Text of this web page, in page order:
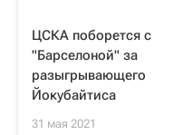
ЦСКА поборется с
"Барселоной" за
разыгрывающего
Йокубайтиса
31 мая 2021